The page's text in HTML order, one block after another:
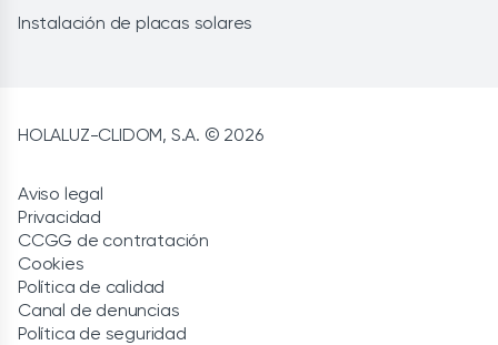
Instalación de placas solares
HOLALUZ-CLIDOM, S.A. © 2026
Aviso legal
Privacidad
CCGG de contratación
Cookies
Política de calidad
Canal de denuncias
Política de seguridad